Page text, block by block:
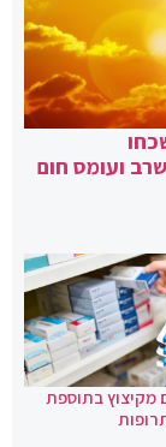
ועומס חום
מקיצוץ בתוספת